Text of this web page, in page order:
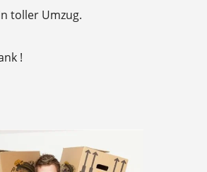
toller Umzug.
!